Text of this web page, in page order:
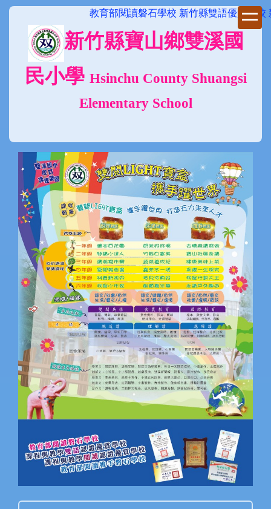
跳
教育部閱讀磐石學校 新竹縣雙語優質學校 新竹
新竹縣寶山鄉雙溪國
民小學 Hsinchu County Shuangsi
Elementary School